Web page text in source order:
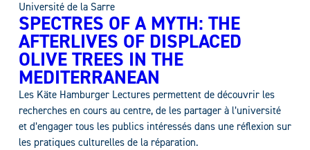
Université de la Sarre
SPECTRES OF A MYTH: THE
AFTERLIVES OF DISPLACED
OLIVE TREES IN THE
MEDITERRANEAN
Les Käte Hamburger Lectures permettent de découvrir les
recherches en cours au centre, de les partager à l’université
et d’engager tous les publics intéressés dans une réflexion sur
les pratiques culturelles de la réparation.